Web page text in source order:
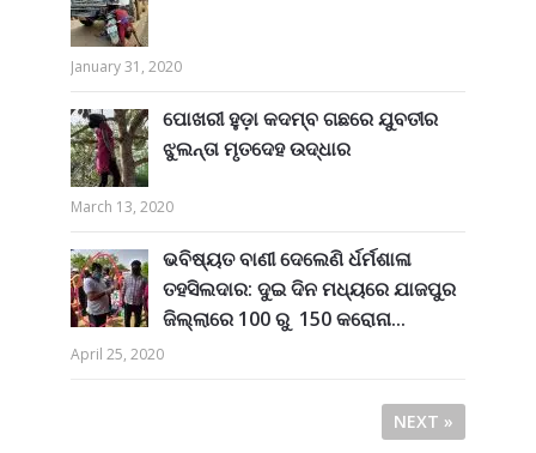
January 31, 2020
ପୋଖରୀ ହୁଡ଼ା କଦମ୍ବ ଗଛରେ ଯୁବତୀର
ଝୁଲନ୍ତା ମୃତଦେହ ଉଦ୍ଧାର
March 13, 2020
ଭବିଷ୍ୟତ ବାଣୀ ଦେଲେଣି ର୍ଧର୍ମଶାଳା
ତହସିଲଦାର: ଦୁଇ ଦିନ ମଧ୍ୟରେ ଯାଜପୁର
ଜିଲ୍ଲାରେ 100 ରୁ 150 କରୋନା...
April 25, 2020
NEXT »